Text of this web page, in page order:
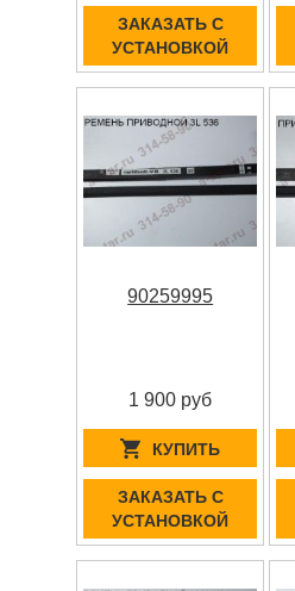
ЗАКАЗАТЬ С
УСТАНОВКОЙ
90259995
1 900 руб
КУПИТЬ
ЗАКАЗАТЬ С
УСТАНОВКОЙ